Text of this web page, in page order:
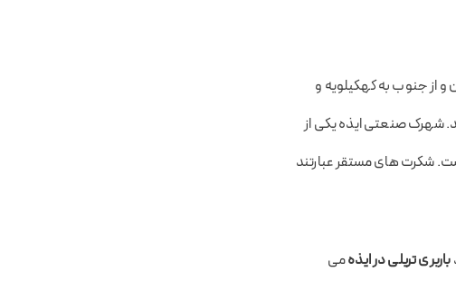
و از جنوب به کهکیلویه و
2.7 کیلومتر و تا تهران 1.82 کیلومتر می باشد. شهرک صنعتی ایذه یکی از
شکرت های مستقر عبارتند
باربری تریلی در ایذهمی